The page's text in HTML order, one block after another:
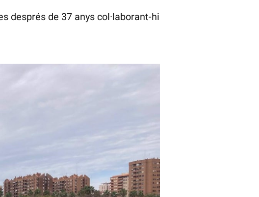
després de 37 anys col·laborant-hi